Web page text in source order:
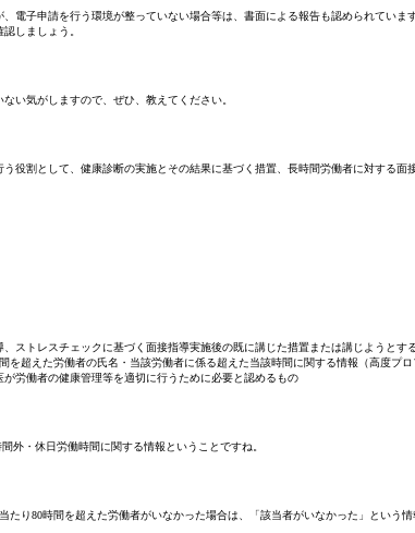
電子申請を行う環境が整っていない場合等は、書面による報告も認められてい
しましょう。
い気がしますので、ぜひ、教えてください。
役割として、健康診断の実施とその結果に基づく措置、長時間労働者に対する
ストレスチェックに基づく面接指導実施後の既に講じた措置または講じようとす
を超えた労働者の氏名・当該労働者に係る超えた当該時間に関する情報（高度
労働者の健康管理等を適切に行うために必要と認めるもの
外・休日労働時間に関する情報ということですね。
り80時間を超えた労働者がいなかった場合は、「該当者がいなかった」という情